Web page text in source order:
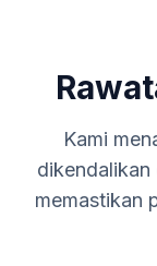
Kami
memastikan